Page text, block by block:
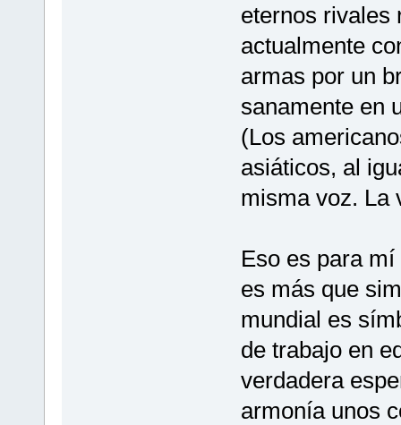
eternos rivales
actualmente
armas por un
sanamente en
(Los
asiáticos, al
misma voz. La
Eso es para
es más que
mundial es
de trabajo en
verdadera
armonía unos